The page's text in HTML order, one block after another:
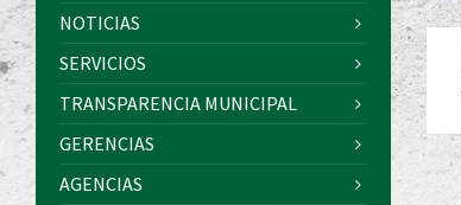
NOTICIAS
SERVICIOS
TRANSPARENCIA MUNICIPAL
GERENCIAS
AGENCIAS